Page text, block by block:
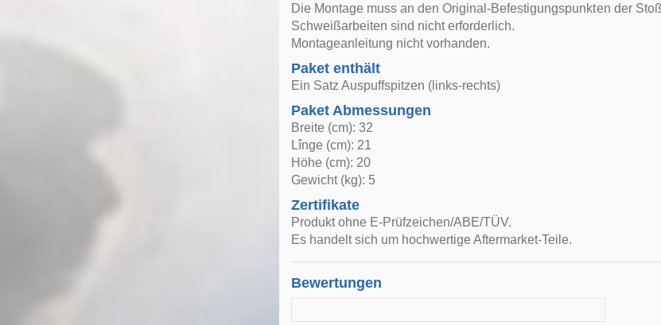
Die Montage muss an den Original-Befestigungspunkten der
Schweißarbeiten sind nicht erforderlich.
Montageanleitung nicht vorhanden.
Paket enthält
Ein Satz Auspuffspitzen (links-rechts)
Paket Abmessungen
Breite (cm): 32
Lînge (cm): 21
Höhe (cm): 20
Gewicht (kg): 5
Zertifikate
Produkt ohne E-Prüfzeichen/ABE/TÜV.
Es handelt sich um hochwertige Aftermarket-Teile.
Bewertungen